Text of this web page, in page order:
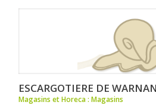
ESCARGOTIERE DE
Magasins et Horeca : Magasins